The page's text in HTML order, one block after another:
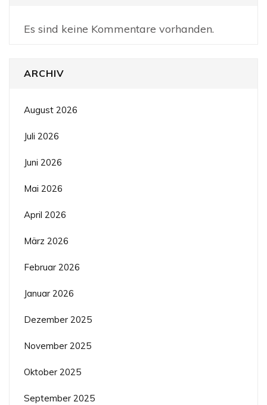
Es sind keine Kommentare vorhanden.
ARCHIV
August 2026
Juli 2026
Juni 2026
Mai 2026
April 2026
März 2026
Februar 2026
Januar 2026
Dezember 2025
November 2025
Oktober 2025
September 2025